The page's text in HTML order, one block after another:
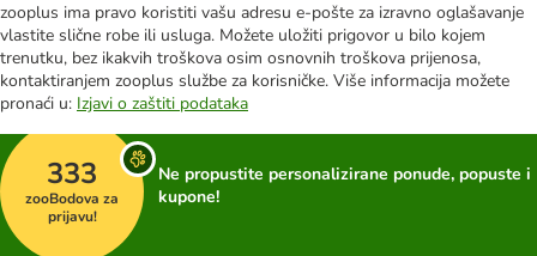
zooplus ima pravo koristiti vašu adresu e-pošte za izravno oglašavanje
vlastite slične robe ili usluga. Možete uložiti prigovor u bilo kojem
trenutku, bez ikakvih troškova osim osnovnih troškova prijenosa,
kontaktiranjem zooplus službe za korisničke. Više informacija možete
pronaći u: Izjavi o zaštiti podataka
333
zooBodova za
prijavu!
Ne propustite personalizirane ponude, popuste i
kupone!